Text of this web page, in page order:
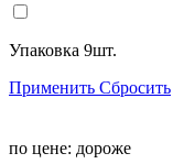
Упаковка 9шт.
Применить Сбросить
по цене: дороже